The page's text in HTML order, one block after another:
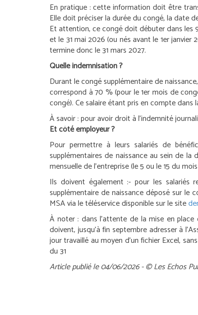
En pratique :cette information doit être
Elle doit préciser la durée du congé, la date
Et attention, ce congé doit débuter dans les
et le 31 mai 2026 (ou nés avant le 1erjanvier
termine donc le 31 mars 2027.
Quelle indemnisation ?
Durant le congé supplémentaire de
correspond à 70 % (pour le 1ermois de
congé). Ce salaire étant pris en compte
À savoir :pour avoir droit à l’indemnité
Et côté employeur ?
Pour permettre à leurs salariés de
supplémentaires de naissance au sein de
mensuelle de l’entreprise (le 5 ou le 15 du
Ils doivent également :- pour les salariés
supplémentaire de naissance déposé sur le
MSA via le téléservice disponible sur le site
À noter : dans l’attente de la mise en
doivent, jusqu’à fin septembre adresser à
jour travaillé au moyen d’un fichier Excel,
du 31
Article publié le 04/06/2026 - © Les Echos